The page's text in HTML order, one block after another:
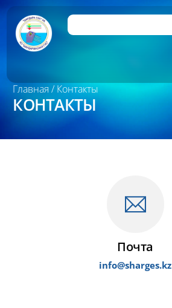
Главная / Контакты
КОНТАКТЫ
Почта
info@sharges.kz